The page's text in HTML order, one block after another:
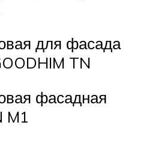
для фасада
TN
фасадная
M1